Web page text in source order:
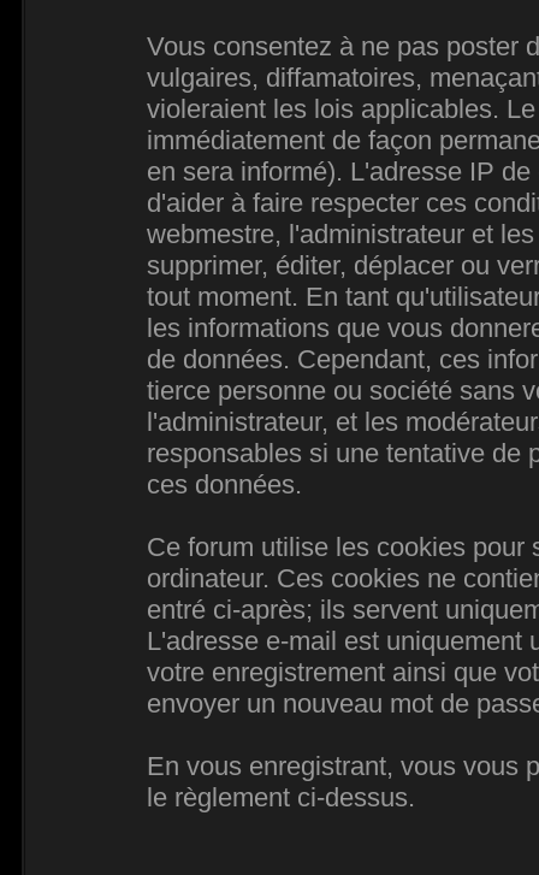
Vous consentez à ne pas poster
vulgaires, diffamatoires,
violeraient les lois applicables.
immédiatement de façon
en sera informé). L'adresse IP
d'aider à faire respecter ces
webmestre, l'administrateur et
supprimer, éditer, déplacer ou
tout moment. En tant
les informations que vous
de données. Cependant, ces
tierce personne ou société sans
l'administrateur, et les
responsables si une tentative de
ces données.
Ce forum utilise les cookies pour
ordinateur. Ces cookies ne
entré ci-après; ils servent
L'adresse e-mail est uniquement
votre enregistrement ainsi que
envoyer un nouveau mot de
En vous enregistrant, vous vous
le règlement ci-dessus.